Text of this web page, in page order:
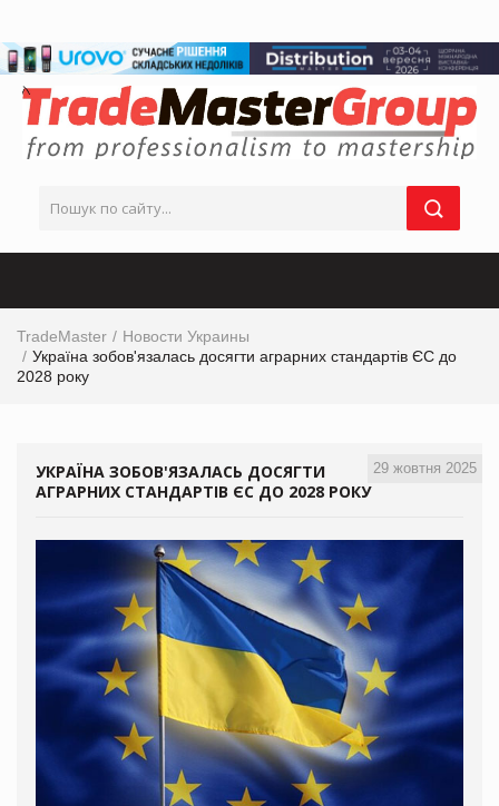
TradeMaster
Новости Украины
Україна зобов'язалась досягти аграрних стандартів ЄС до
2028 року
29 жовтня 2025
УКРАЇНА ЗОБОВ'ЯЗАЛАСЬ ДОСЯГТИ
АГРАРНИХ СТАНДАРТІВ ЄС ДО 2028 РОКУ